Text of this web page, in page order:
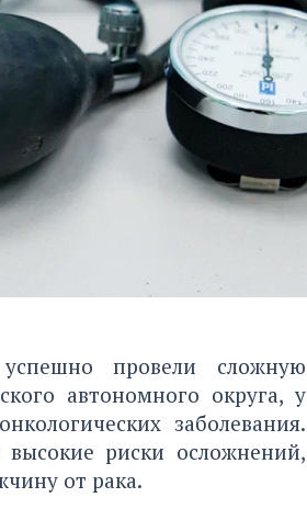
провели сложную
автономного округа, у
заболевания.
риски осложнений,
от рака.